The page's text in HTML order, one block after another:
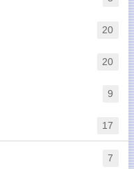
20
20
9
17
7